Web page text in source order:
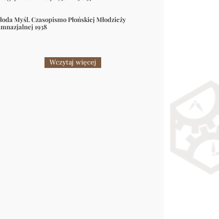
Myśl. Czasopismo Płońskiej Młodzieży
1938
Wczytaj więcej